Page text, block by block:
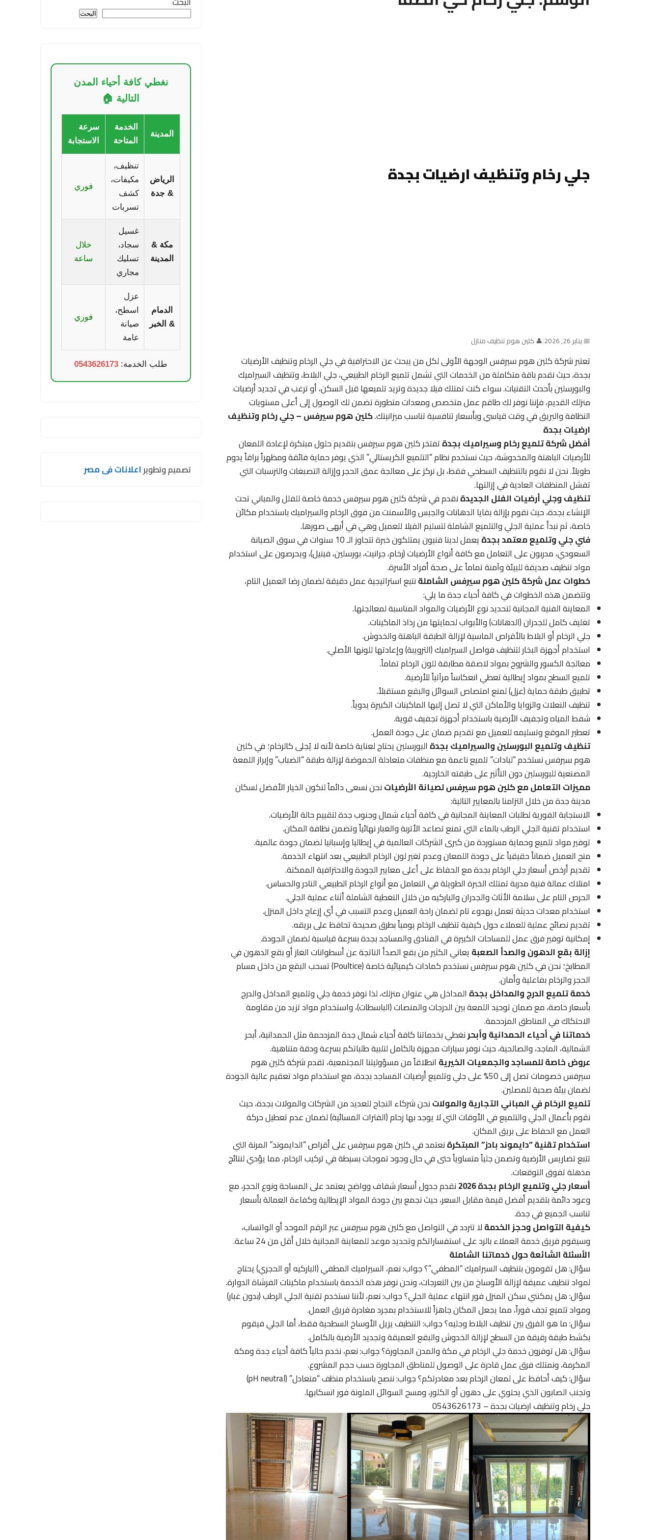
جلي رخام وتنظيف ارضيات بجدة
📅 يناير 26, 2026 |👤 كلين هوم تنظيف منازل
تعتبر شركة كلين هوم سيرفس الوجهة الأولى لكل من يبحث عن الاحترافية في جلي الرخام وتنظيف الأرضيات
بجدة، حيث نقدم باقة متكاملة من الخدمات التي تشمل تلميع الرخام الطبيعي، جلي البلاط، وتنظيف السيراميك
والبورسلين بأحدث التقنيات. سواء كنت تمتلك فيلا جديدة وتريد تلميعها قبل السكن، أو ترغب في تجديد أرضيات
منزلك القديم، فإننا نوفر لك طاقم عمل متخصص ومعدات متطورة تضمن لك الوصول إلى أعلى مستويات
النظافة والبريق في وقت قياسي وبأسعار تنافسية تناسب ميزانيتك.كلين هوم سيرفس – جلي رخام وتنظيف
ارضيات بجدة
أفضل شركة تلميع رخام وسيراميك بجدةتفتخر كلين هوم سيرفس بتقديم حلول مبتكرة لإعادة اللمعان
للأرضيات الباهتة والمخدوشة، حيث نستخدم نظام “التلميع الكريستالي” الذي يوفر حماية فائقة ومظهراً براقاً يدوم
طويلاً. نحن لا نقوم بالتنظيف السطحي فقط، بل نركز على معالجة عمق الحجر وإزالة التصبغات والترسبات التي
تفشل المنظفات العادية في إزالتها.
تنظيف وجلي أرضيات الفلل الجديدةنقدم في شركة كلين هوم سيرفس خدمة خاصة للفلل والمباني تحت
الإنشاء بجدة، حيث نقوم بإزالة بقايا الدهانات والجبس والأسمنت من فوق الرخام والسيراميك باستخدام مكائن
خاصة، ثم نبدأ عملية الجلي والتلميع الشاملة لتسليم الفيلا للعميل وهي في أبهى صورها.
فني جلي وتلميع معتمد بجدة
يعمل لدينا فنيون يمتلكون خبرة تتجاوز الـ 10 سنوات في سوق الصيانة
السعودي، مدربون على التعامل مع كافة أنواع الأرضيات (رخام، جرانيت، بورسلين، فينيل)، ويحرصون على استخدام
مواد تنظيف صديقة للبيئة وآمنة تماماً على صحة أفراد الأسرة.
خطوات عمل شركة كلين هوم سيرفس الشاملةنتبع استراتيجية عمل دقيقة لضمان رضا العميل التام،
وتتضمن هذه الخطوات في كافة أحياء جدة ما يلي:
المعاينة الفنية المجانية لتحديد نوع الأرضيات والمواد المناسبة لمعالجتها.
تغليف كامل للجدران (الدهانات) والأبواب لحمايتها من رذاذ الماكينات.
جلي الرخام أو البلاط بالأقراص الماسية لإزالة الطبقة الباهتة والخدوش.
استخدام أجهزة البخار لتنظيف فواصل السيراميك (الترويبة) وإعادتها للونها الأصلي.
معالجة الكسور والشروخ بمواد لاصقة مطابقة للون الرخام تماماً.
تلميع السطح بمواد إيطالية تعطي انعكاساً مرآتياً للأرضية.
تطبيق طبقة حماية (عزل) لمنع امتصاص السوائل والبقع مستقبلاً.
تنظيف النعلات والزوايا والأماكن التي لا تصل إليها الماكينات الكبيرة يدوياً.
شفط المياه وتجفيف الأرضية باستخدام أجهزة تجفيف قوية.
تعطير الموقع وتسليمه للعميل مع تقديم ضمان على جودة العمل.
تنظيف وتلميع البورسلين والسيراميك بجدة البورسلين يحتاج لعناية خاصة لأنه لا يُجلى كالرخام؛ في كلين
هوم سيرفس نستخدم “لبادات” تلميع ناعمة مع منظفات متعادلة الحموضة لإزالة طبقة “الضباب” وإبراز اللمعة
المصنعية للبورسلين دون التأثير على طبقته الخارجية.
مميزات التعامل مع كلين هوم سيرفس لصيانة الأرضياتنحن نسعى دائماً لنكون الخيار الأفضل لسكان
مدينة جدة من خلال التزامنا بالمعايير التالية:
الاستجابة الفورية لطلبات المعاينة المجانية في كافة أحياء شمال وجنوب جدة لتقييم حالة الأرضيات.
استخدام تقنية الجلي الرطب بالماء التي تمنع تصاعد الأتربة والغبار نهائياً وتضمن نظافة المكان.
توفير مواد تلميع وحماية مستوردة من كبرى الشركات العالمية في إيطاليا وإسبانيا لضمان جودة عالمية.
منح العميل ضماناً حقيقياً على جودة اللمعان وعدم تغير لون الرخام الطبيعي بعد انتهاء الخدمة.
تقديم أرخص أسعار جلي الرخام بجدة مع الحفاظ على أعلى معايير الجودة والاحترافية الممكنة.
امتلاك عمالة فنية مدربة تمتلك الخبرة الطويلة في التعامل مع أنواع الرخام الطبيعي النادر والحساس.
الحرص التام على سلامة الأثاث والجدران والباركيه من خلال التغطية الشاملة أثناء عملية الجلي.
استخدام معدات حديثة تعمل بهدوء تام لضمان راحة العميل وعدم التسبب في أي إزعاج داخل المنزل.
تقديم نصائح عملية للعملاء حول كيفية تنظيف الرخام يومياً بطرق صحيحة تحافظ على بريقه.
إمكانية توفير فرق عمل للمساحات الكبيرة في الفنادق والمساجد بجدة بسرعة قياسية لضمان الجودة.
إزالة بقع الدهون والصدأ الصعبةيعاني الكثير من بقع الصدأ الناتجة عن أسطوانات الغاز أو بقع الدهون في
المطابخ؛ نحن في كلين هوم سيرفس نستخدم كمادات كيميائية خاصة (Poultice) تسحب البقع من داخل مسام
الحجر والرخام بفاعلية وأمان.
خدمة تلميع الدرج والمداخل بجدة المداخل هي عنوان منزلك، لذا نوفر خدمة جلي وتلميع المداخل والدرج
بأسعار خاصة، مع ضمان توحيد اللمعة بين الدرجات والمنصات (الباسطات)، واستخدام مواد تزيد من مقاومة
الاحتكاك في المناطق المزدحمة.
خدماتنا في أحياء الحمدانية وأبحرنغطي بخدماتنا كافة أحياء شمال جدة المزدحمة مثل الحمدانية، أبحر
الشمالية، الماجد، والصالحية، حيث نوفر سيارات مجهزة بالكامل لتلبية طلباتكم بسرعة ودقة متناهية.
عروض خاصة للمساجد والجمعيات الخيرية انطلاقاً من مسؤوليتنا المجتمعية، تقدم شركة كلين هوم
سيرفس خصومات تصل إلى 50% على جلي وتلميع أرضيات المساجد بجدة، مع استخدام مواد تعقيم عالية الجودة
لضمان بيئة صحية للمصلين.
تلميع الرخام في المباني التجارية والمولاتنحن شركاء النجاح للعديد من الشركات والمولات بجدة، حيث
نقوم بأعمال الجلي والتلميع في الأوقات التي لا يوجد بها زحام (الفترات المسائية) لضمان عدم تعطيل حركة
العمل مع الحفاظ على بريق المكان.
استخدام تقنية “دايموند بادز” المبتكرةنعتمد في كلين هوم سيرفس على أقراص “الدايموند” المرنة التي
تتبع تضاريس الأرضية وتضمن جلياً متساوياً حتى في حال وجود تموجات بسيطة في تركيب الرخام، مما يؤدي لنتائج
مذهلة تفوق التوقعات.
أسعار جلي وتلميع الرخام بجدة 2026
نقدم جدول أسعار شفاف وواضح يعتمد على المساحة ونوع الحجر، مع
وعود دائمة بتقديم أفضل قيمة مقابل السعر، حيث نجمع بين جودة المواد الإيطالية وكفاءة العمالة بأسعار
تناسب الجميع في جدة.
كيفية التواصل وحجز الخدمةلا تتردد في التواصل مع كلين هوم سيرفس عبر الرقم الموحد أو الواتساب،
وسيقوم فريق خدمة العملاء بالرد على استفساراتكم وتحديد موعد للمعاينة المجانية خلال أقل من 24 ساعة.
الأسئلة الشائعة حول خدماتنا الشاملة
سؤال: هل تقومون بتنظيف السيراميك “المطفي”؟ جواب: نعم، السيراميك المطفي (الباركيه أو الحجري) يحتاج
لمواد تنظيف عميقة لإزالة الأوساخ من بين التعرجات، ونحن نوفر هذه الخدمة باستخدام ماكينات الفرشاة الدوارة.
سؤال: هل يمكنني سكن المنزل فور انتهاء عملية الجلي؟ جواب: نعم، لأننا نستخدم تقنية الجلي الرطب (بدون غبار)
ومواد تلميع تجف فوراً، مما يجعل المكان جاهزاً للاستخدام بمجرد مغادرة فريق العمل.
سؤال: ما هو الفرق بين تنظيف البلاط وجليه؟ جواب: التنظيف يزيل الأوساخ السطحية فقط، أما الجلي فيقوم
بكشط طبقة رقيقة من السطح لإزالة الخدوش والبقع العميقة وتجديد الأرضية بالكامل.
سؤال: هل توفرون خدمة جلي الرخام في مكة والمدن المجاورة؟ جواب: نعم، نخدم حالياً كافة أحياء جدة ومكة
المكرمة، ونمتلك فرق عمل قادرة على الوصول للمناطق المجاورة حسب حجم المشروع.
سؤال: كيف أحافظ على لمعان الرخام بعد مغادرتكم؟ جواب: ننصح باستخدام منظف “متعادل” (pH neutral)
وتجنب الصابون الذي يحتوي على دهون أو الكلور، ومسح السوائل الملونة فور انسكابها.
جلي رخام وتنظيف ارضيات بجدة – 0543626173
البحث
نغطي كافة أحياء المدن
التالية 🏠
المدينة
الخدمة
المتاحة
سرعة
الاستجابة
الرياض
& جدة
تنظيف،
مكيفات،
كشف
تسربات
فوري
مكة &
المدينة
غسيل
سجاد،
تسليك
مجاري
خلال
ساعة
الدمام
& الخبر
عزل
اسطح،
صيانة
عامة
فوري
طلب الخدمة: 0543626173
تصميم وتطويراعلانات فى مصر